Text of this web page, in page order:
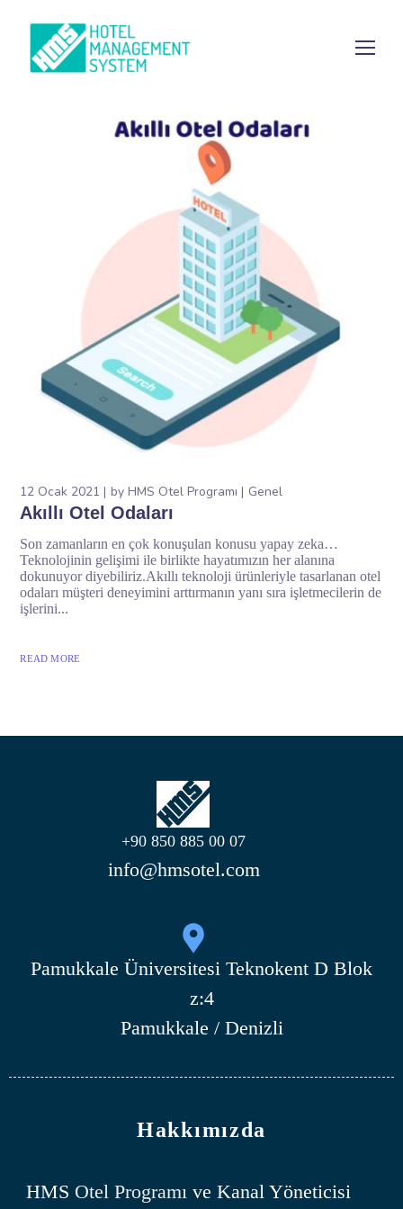
12 Ocak 2021 byHMS Otel Programı Genel
Akıllı Otel Odaları
Son zamanların en çok konuşulan konusu yapay zeka…
Teknolojinin gelişimi ile birlikte hayatımızın her alanına
dokunuyor diyebiliriz.Akıllı teknoloji ürünleriyle tasarlanan otel
odaları müşteri deneyimini arttırmanın yanı sıra işletmecilerin de
işlerini...
READ MORE
+90 850 885 00 07
info@hmsotel.com
Pamukkale Üniversitesi Teknokent D Blok
z:4
Pamukkale / Denizli
Hakkımızda
HMS Otel Programıve Kanal Yöneticisi